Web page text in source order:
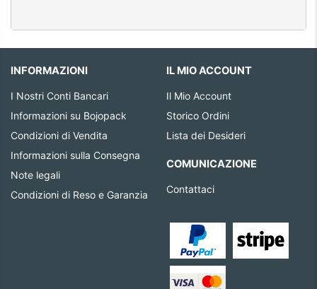
INFORMAZIONI
I Nostri Conti Bancari
Informazioni su Bojopack
Condizioni di Vendita
Informazioni sulla Consegna
Note legali
Condizioni di Reso e Garanzia
IL MIO ACCOUNT
Il Mio Account
Storico Ordini
Lista dei Desideri
COMUNICAZIONE
Contattaci